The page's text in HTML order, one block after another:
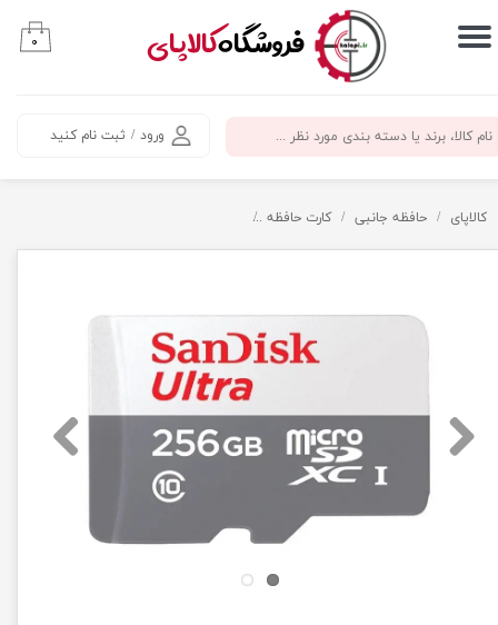
​فروشگاهکالاپای
ورود / ثبت نام کنید
حساب کاربری من
سفارشات
۰
کالاپای حافظه جانبی کارت حافظه